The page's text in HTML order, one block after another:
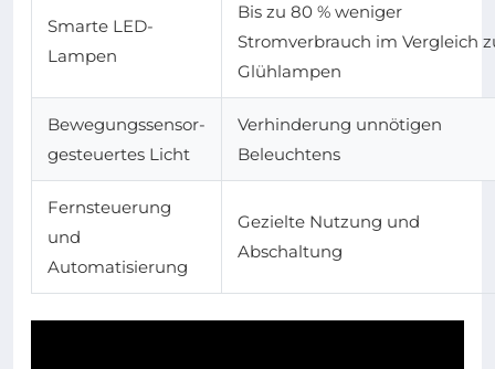
Smarte LED-
Lampen
Bis zu 80 % weniger
Stromverbrauch im Vergleich
Glühlampen
Bewegungssensor-
gesteuertes Licht
Verhinderung unnötigen
Beleuchtens
Fernsteuerung
und
Automatisierung
Gezielte Nutzung und
Abschaltung